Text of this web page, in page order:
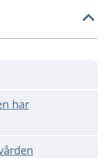
har